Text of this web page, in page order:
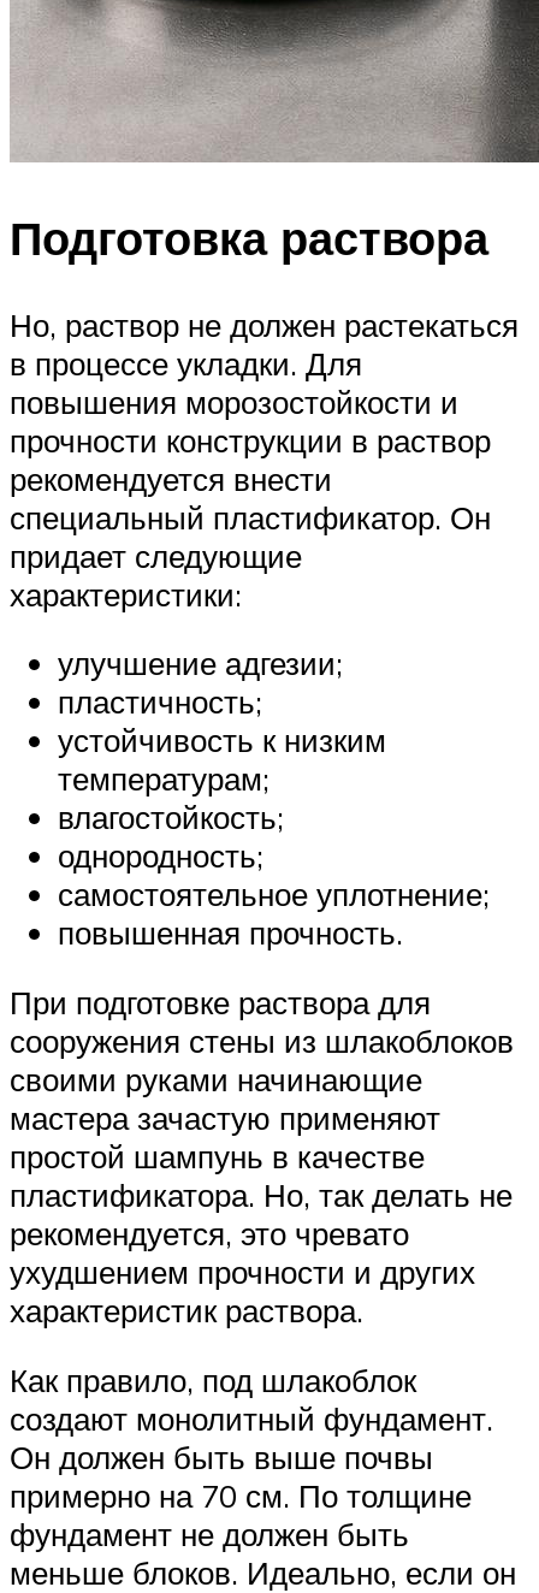
Подготовка раствора
Но, раствор не должен растекаться
в процессе укладки. Для
повышения морозостойкости и
прочности конструкции в раствор
рекомендуется внести
специальный пластификатор. Он
придает следующие
характеристики:
улучшение адгезии;
пластичность;
устойчивость к низким
температурам;
влагостойкость;
однородность;
самостоятельное уплотнение;
повышенная прочность.
При подготовке раствора для
сооружения стены из шлакоблоков
своими руками начинающие
мастера зачастую применяют
простой шампунь в качестве
пластификатора. Но, так делать не
рекомендуется, это чревато
ухудшением прочности и других
характеристик раствора.
Как правило, под шлакоблок
создают монолитный фундамент.
Он должен быть выше почвы
примерно на 70 см. По толщине
фундамент не должен быть
меньше блоков. Идеально, если он